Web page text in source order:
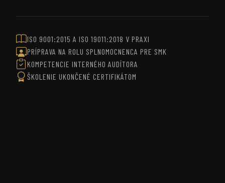
ISO 9001:2015 A ISO 19011:2018 V PRAXI
PRÍPRAVA NA ROLU SPLNOMOCNENCA PRE SMK
KOMPETENCIE INTERNÉHO AUDÍTORA
ŠKOLENIE UKONČENÉ CERTIFIKÁTOM